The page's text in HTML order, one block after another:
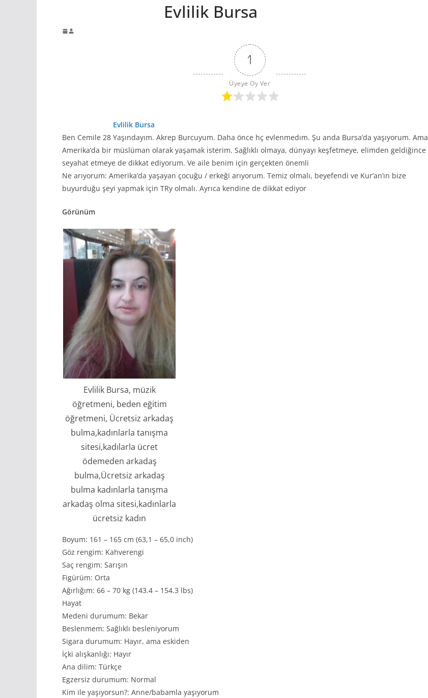
Evlilik Bursa
1
Üyeye Oy Ver
Evlilik Bursa
Ben Cemile 28 Yaşındayım. Akrep Burcuyum. Daha önce hç evlenmedım. Şu anda Bursa’da yaşıyorum. Ama
Amerika’da bir müslüman olarak yaşamak isterim. Sağlıklı olmaya, dünyayı keşfetmeye, elimden geldiğince
seyahat etmeye de dikkat ediyorum. Ve aile benim için gerçekten önemli
Ne arıyorum: Amerika’da yaşayan çocuğu / erkeği arıyorum. Temiz olmalı, beyefendi ve Kur’an’ın bize
buyurduğu şeyi yapmak için TRy olmalı. Ayrıca kendine de dikkat ediyor
Görünüm
Evlilik Bursa, müzik
öğretmeni, beden eğitim
öğretmeni, Ücretsiz arkadaş
bulma,kadınlarla tanışma
sitesi,kadılarla ücret
ödemeden arkadaş
bulma,Ücretsiz arkadaş
bulma kadınlarla tanışma
arkadaş olma sitesi,kadınlarla
ücretsiz kadın
Boyum: 161 – 165 cm (63,1 – 65,0 inch)
Göz rengim: Kahverengi
Saç rengim: Sarışın
Figürüm: Orta
Ağırlığım: 66 – 70 kg (143.4 – 154.3 lbs)
Hayat
Medeni durumum: Bekar
Beslenmem: Sağlıklı besleniyorum
Sigara durumum: Hayır, ama eskiden
İçki alışkanlığı: Hayır
Ana dilim: Türkçe
Egzersiz durumum: Normal
Kim ile yaşıyorsun?: Anne/babamla yaşıyorum